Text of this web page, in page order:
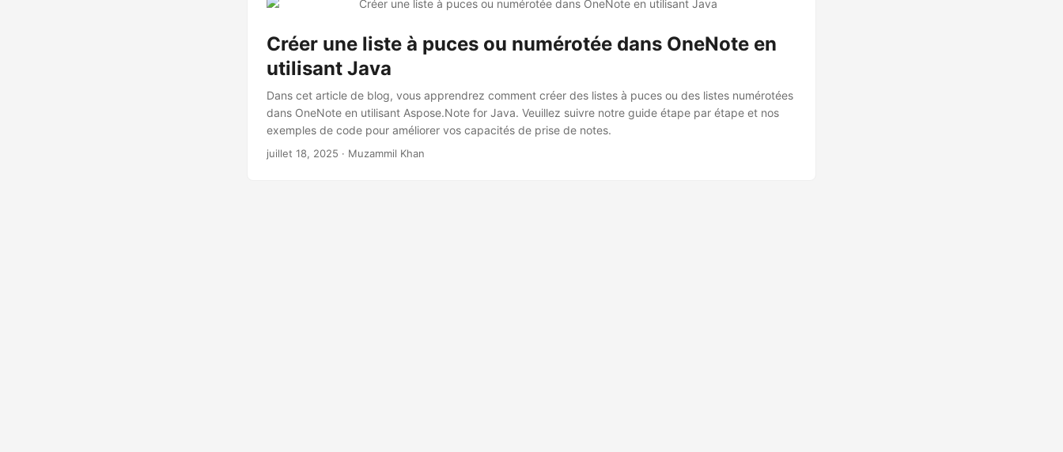
Créer une liste à puces ou numérotée dans OneNote en
utilisant Java
Dans cet article de blog, vous apprendrez comment créer des listes à puces ou des listes numérotées
dans OneNote en utilisant Aspose.Note for Java. Veuillez suivre notre guide étape par étape et nos
exemples de code pour améliorer vos capacités de prise de notes.
juillet 18, 2025 · Muzammil Khan